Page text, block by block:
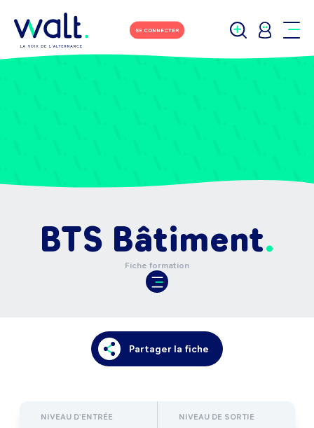
SE CONNECTER
BTS Bâtiment
Fiche formation
Partager la fiche
NIVEAU D'ENTRÉE NIVEAU DE SORTIE